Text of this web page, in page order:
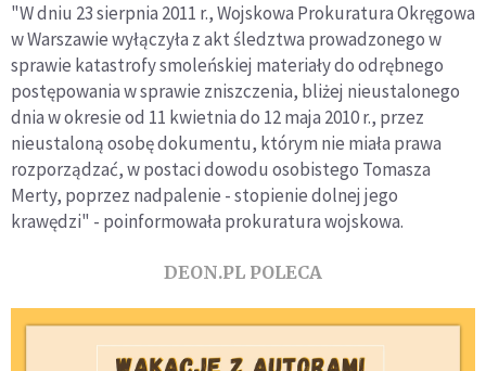
"W dniu 23 sierpnia 2011 r., Wojskowa Prokuratura Okręgowa
w Warszawie wyłączyła z akt śledztwa prowadzonego w
sprawie katastrofy smoleńskiej materiały do odrębnego
postępowania w sprawie zniszczenia, bliżej nieustalonego
dnia w okresie od 11 kwietnia do 12 maja 2010 r., przez
nieustaloną osobę dokumentu, którym nie miała prawa
rozporządzać, w postaci dowodu osobistego Tomasza
Merty, poprzez nadpalenie - stopienie dolnej jego
krawędzi" - poinformowała prokuratura wojskowa.
DEON.PL POLECA